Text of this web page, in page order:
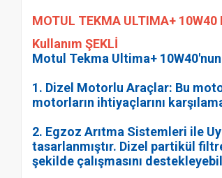
MOTUL TEKMA ULTIMA+ 10W40
Kullanım ŞEKLİ
Motul Tekma Ultima+
1. Dizel Motorlu Araçlar: Bu
motorların ihtiyaçlarını
2. Egzoz Arıtma Sistemleri ile
tasarlanmıştır. Dizel partikül
şekilde çalışmasını